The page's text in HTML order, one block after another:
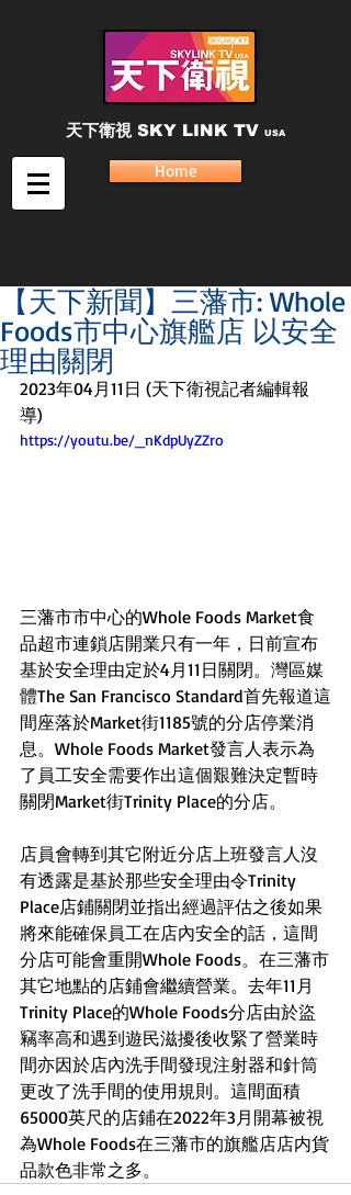
天下衛視 SKY LINK TV USA
Home
【天下新聞】三藩市: Whole
Foods市中心旗艦店 以安全
理由關閉
2023年04月11日 (天下衛視記者編輯報
導)
https://youtu.be/_nKdpUyZZro
三藩市市中心的Whole Foods Market食
品超市連鎖店開業只有一年，日前宣布
基於安全理由定於4月11日關閉。灣區媒
體The San Francisco Standard首先報道這
間座落於Market街1185號的分店停業消
息。Whole Foods Market發言人表示為
了員工安全需要作出這個艱難決定暫時
關閉Market街Trinity Place的分店。
店員會轉到其它附近分店上班發言人沒
有透露是基於那些安全理由令Trinity
Place店鋪關閉並指出經過評估之後如果
將來能確保員工在店內安全的話，這間
分店可能會重開Whole Foods。在三藩市
其它地點的店鋪會繼續營業。去年11月
Trinity Place的Whole Foods分店由於盜
竊率高和遇到遊民滋擾後收緊了營業時
間亦因於店內洗手間發現注射器和針筒
更改了洗手間的使用規則。這間面積
65000英尺的店鋪在2022年3月開幕被視
為Whole Foods在三藩市的旗艦店店内貨
品款色非常之多。